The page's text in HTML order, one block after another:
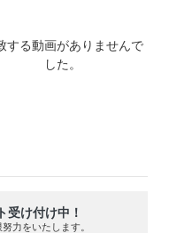
する動画がありませんで
した。
受け付け中！
力をいたします。